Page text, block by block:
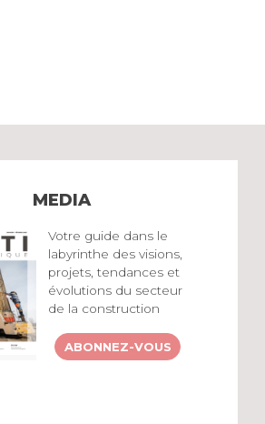
MEDIA
Votre guide dans le
labyrinthe des visions,
projets, tendances et
évolutions du secteur
de la construction
ABONNEZ-VOUS